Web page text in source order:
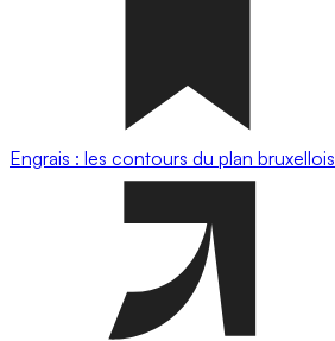
Engrais : les contours du plan bruxellois